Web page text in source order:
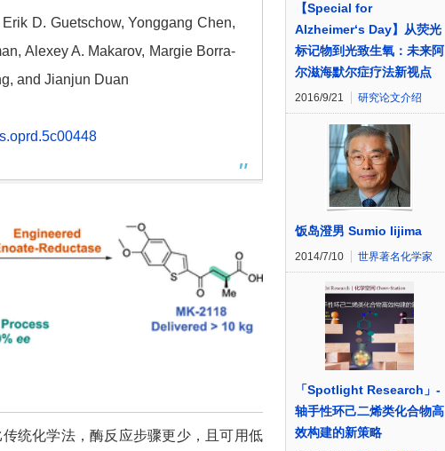
D. Guetschow, Yonggang Chen,
Alexey A. Makarov, Margie Borra-
and Jianjun Duan
统化学法，酶反应步骤更少，且可用低
【Special for
Alzheimer‘s Day】从荧光
标记物到光致生氧：未来阿
尔滋海默尔症疗法新视点
2016/9/21 研究论文介绍
饭岛澄男 Sumio Iijima
2014/7/10 世界著名化学家
「Spotlight Research」-
轴手性环己二烯类化合物高
效构建的新策略